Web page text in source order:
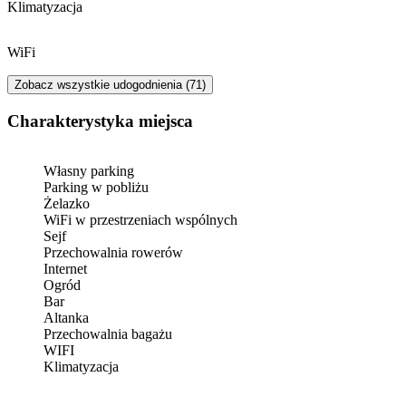
Klimatyzacja
WiFi
Zobacz wszystkie udogodnienia (71)
Charakterystyka miejsca
Własny parking
Parking w pobliżu
Żelazko
WiFi w przestrzeniach wspólnych
Sejf
Przechowalnia rowerów
Internet
Ogród
Bar
Altanka
Przechowalnia bagażu
WIFI
Klimatyzacja